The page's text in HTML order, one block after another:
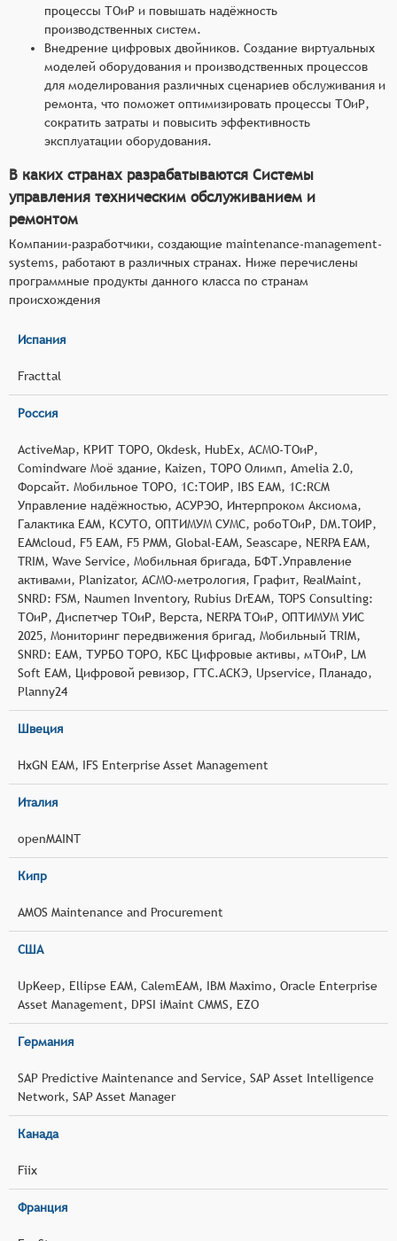
процессы ТОиР и повышать надёжность
производственных систем.
Внедрение цифровых двойников. Создание виртуальных
моделей оборудования и производственных процессов
для моделирования различных сценариев обслуживания и
ремонта, что поможет оптимизировать процессы ТОиР,
сократить затраты и повысить эффективность
эксплуатации оборудования.
В каких странах разрабатываются Системы
управления техническим обслуживанием и
ремонтом
Компании-разработчики, создающие maintenance-management-
systems, работают в различных странах. Ниже перечислены
программные продукты данного класса по странам
происхождения
Испания
Fracttal
Россия
ActiveMap, КРИТ ТОРО, Okdesk, HubEx, АСМО-ТОиР,
Comindware Моё здание, Kaizen, ТОРО Олимп, Amelia 2.0,
Форсайт. Мобильное ТОРО, 1С:ТОИР, IBS EAM, 1С:RCM
Управление надёжностью, АСУРЭО, Интерпроком Аксиома,
Галактика EAM, КСУТО, ОПТИМУМ СУМС, робоТОиР, DM.ТОИР,
EAMcloud, F5 EAM, F5 PMM, Global-EAM, Seascape, NERPA EAM,
TRIM, Wave Service, Мобильная бригада, БФТ.Управление
активами, Planizator, АСМО-метрология, Графит, RealMaint,
SNRD: FSM, Naumen Inventory, Rubius DrEAM, TOPS Consulting:
ТОиР, Диспетчер ТОиР, Верста, NERPA ТОиР, ОПТИМУМ УИС
2025, Мониторинг передвижения бригад, Мобильный TRIM,
SNRD: EAM, ТУРБО ТОРО, КБС Цифровые активы, мТОиР, LM
Soft EAM, Цифровой ревизор, ГТС.АСКЭ, Upservice, Планадо,
Planny24
Швеция
HxGN EAM, IFS Enterprise Asset Management
Италия
openMAINT
Кипр
AMOS Maintenance and Procurement
США
UpKeep, Ellipse EAM, CalemEAM, IBM Maximo, Oracle Enterprise
Asset Management, DPSI iMaint CMMS, EZO
Германия
SAP Predictive Maintenance and Service, SAP Asset Intelligence
Network, SAP Asset Manager
Канада
Fiix
Франция